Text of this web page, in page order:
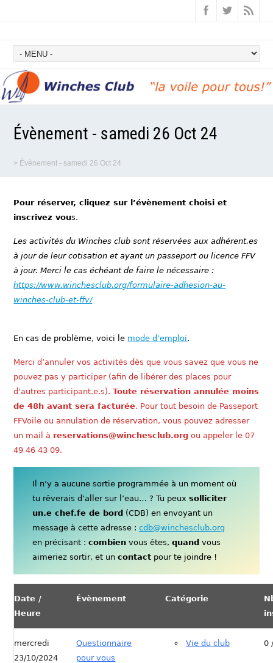
Évènement - samedi 26 Oct 24
> Évènement - samedi 26 Oct 24
Pour réserver, cliquez sur l’évènement choisi et
inscrivez vous.
Les activités du Winches club sont réservées aux adhérent.es
à jour de leur cotisation et ayant un passeport ou licence FFV
à jour. Merci le cas échéant de faire le nécessaire :
https://www.winchesclub.org/formulaire-adhesion-au-
winches-club-et-ffv/
En cas de problème, voici le mode d’emploi.
Merci d’annuler vos activités dès que vous savez que vous ne
pouvez pas y participer (afin de libérer des places pour
d’autres participant.e.s).Toute réservation annulée moins
de 48h avant sera facturée. Pour tout besoin de Passeport
FFVoile ou annulation de réservation, vous pouvez adresser
un mail à reservations@winchesclub.org ou appeler le 07
49 46 43 09.
Il n’y a aucune sortie programmée à un moment où
tu rêverais d’aller sur l’eau… ? Tu peuxsolliciter
un.e chef.fe de bord (CDB) en envoyant un
message à cette adresse :cdb@winchesclub.org
en précisant :combien vous êtes,quand vous
aimeriez sortir, et uncontact pour te joindre !
Date /
Heure
Évènement Catégorie
mercredi
23/10/2024
Questionnaire
pour vous
Vie du club 0